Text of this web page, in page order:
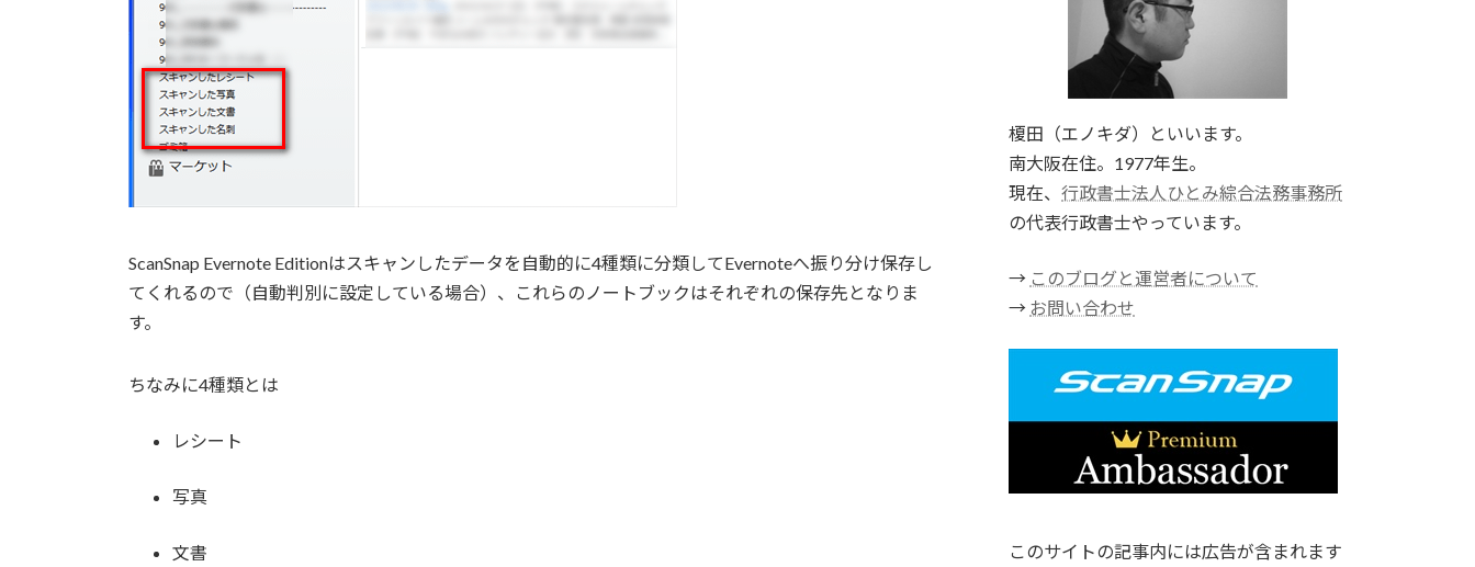
ScanSnap Evernote Editionはスキャンしたデータを自動的に4種類に分類してEvernoteへ振り分け保存し
てくれるので（自動判別に設定している場合）、これらのノートブックはそれぞれの保存先となりま
す。
ちなみに4種類とは
レシート
写真
文書
榎田（エノキダ）といいます。
南大阪在住。1977年生。
現在、行政書士法人ひとみ綜合法務事務所
の代表行政書士やっています。
→ このブログと運営者について
→ お問い合わせ
このサイトの記事内には広告が含まれます